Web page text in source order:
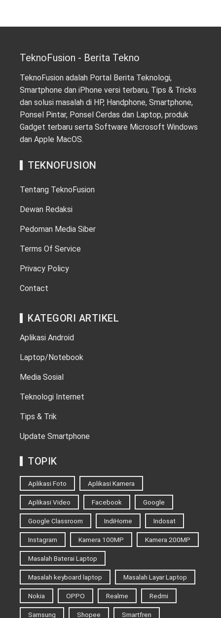
TeknoFusion - Berita Tekno
TeknoFusion adalah Portal Berita Teknologi,
Smartphone dan iPhone versi terbaru, Tips & Tricks
dan solusi masalah di HP, Handphone, Smartphone,
Ponsel Pintar, Ponsel Cerdas dan Laptop, produk
Gadget terbaru serta Software Microsoft Windows
dan Apple MacOS.
TEKNOFUSION
Tentang TeknoFusion
Dewan Redaksi
Pedoman Media Siber
Terms Of Service
Privacy Policy
Contact
KATEGORI ARTIKEL
Aplikasi Android
Laptop/Notebook
Media Sosial
Teknologi Internet
Tips & Trik
Update Smartphone
TOPIK
Aplikasi Foto Aplikasi Kamera
Aplikasi Video Facebook Google
Google Classroom IndiHome Indosat
Instagram Kamera 100MP Kamera 200MP
Masalah Baterai Laptop
Masalah keyboard laptop Masalah Layar Laptop
Nokia OPPO Realme Redmi
Samsung Shopee Smartfren